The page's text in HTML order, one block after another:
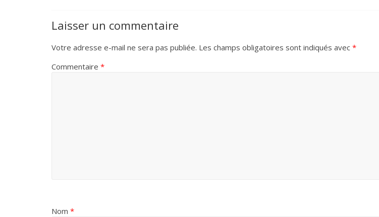
Laisser un commentaire
Votre adresse e-mail ne sera pas publiée. Les champs obligatoires sont indiqués avec *
Commentaire *
Nom *